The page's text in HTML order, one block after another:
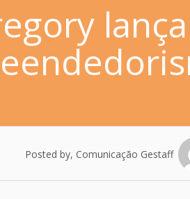
Posted by, Comunicação Gestaff